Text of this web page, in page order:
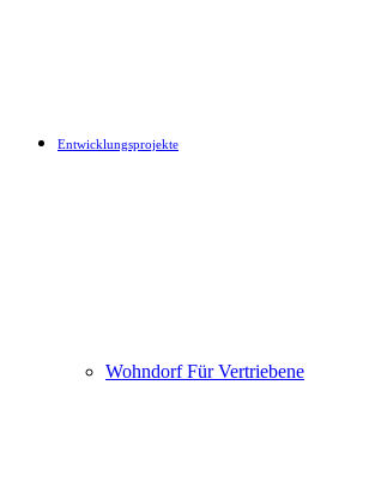
Entwicklungsprojekte
Wohndorf Für Vertriebene